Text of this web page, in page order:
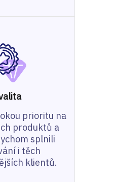
prioritu na
produktů a
splnili
i těch
klientů.